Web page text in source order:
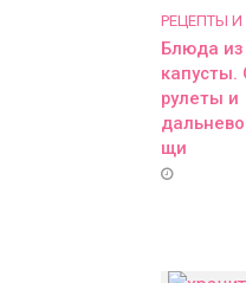
РЕЦЕПТЫ
Блюда
капусты.
рулеты и
щи